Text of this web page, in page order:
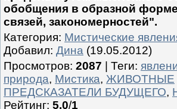
обобщения в образной
связей, закономерностей".
Категория: Мистические
Добавил: Дина (19.05.2012)
Просмотров: 2087 Теги:
природа, Мистика, ЖИВОТНЫЕ
ПРЕДСКАЗАТЕЛИ БУДУЩЕГО,
Рейтинг: 5.0/1